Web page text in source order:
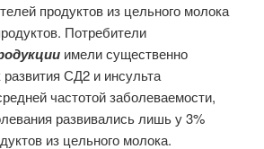
продуктов из цельного молока
Потребители
имели существенно
СД2 и инсульта
частотой заболеваемости,
развивались лишь у 3%
из цельного молока.